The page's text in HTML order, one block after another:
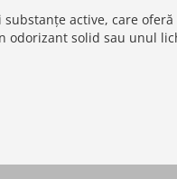
active, care
odorizant solid sau unul